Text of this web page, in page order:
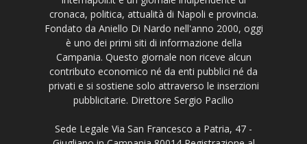
cronaca, politica, attualità di Napoli e provincia.
Fondato da Aniello Di Nardo nell'anno 2000, oggi
è uno dei primi siti di informazione della
Campania. Questo giornale non riceve alcun
contributo economico né da enti pubblici né da
privati e si sostiene solo attraverso le inserzioni
pubblicitarie. Direttore Sergio Pacilio
Sede Legale Via San Francesco a Patria, 47 -